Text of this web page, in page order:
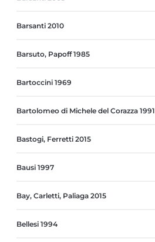
Barsanti 2010
Barsuto, Papoff 1985
Bartoccini 1969
Bartolomeo di Michele del Corazza 1991
Bastogi, Ferretti 2015
Bausi 1997
Bay, Carletti, Paliaga 2015
Bellesi 1994